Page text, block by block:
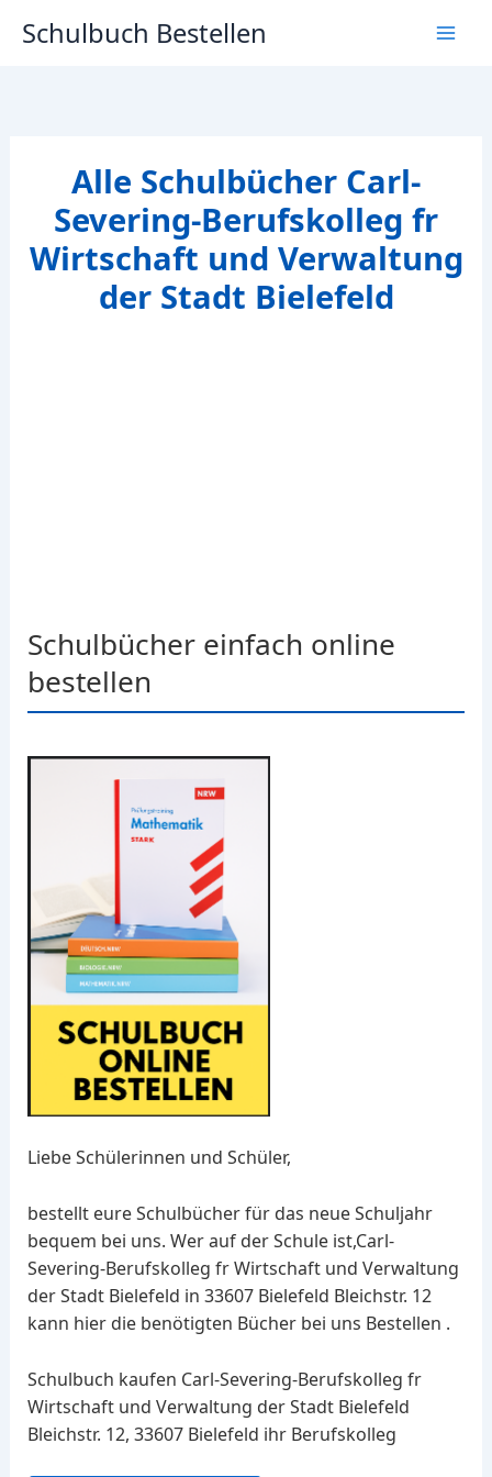
InhaltSchulbuch Bestellen
Alle Schulbücher Carl-
Severing-Berufskolleg fr
Wirtschaft und Verwaltung
der Stadt Bielefeld
Schulbücher einfach online
bestellen
Liebe Schülerinnen und Schüler,
bestellt eure Schulbücher für das neue Schuljahr
bequem bei uns. Wer auf der Schule ist,Carl-
Severing-Berufskolleg fr Wirtschaft und Verwaltung
der Stadt Bielefeld in 33607 Bielefeld Bleichstr. 12
kann hier die benötigten Bücher bei uns Bestellen .
Schulbuch kaufen Carl-Severing-Berufskolleg fr
Wirtschaft und Verwaltung der Stadt Bielefeld
Bleichstr. 12, 33607 Bielefeld ihr Berufskolleg